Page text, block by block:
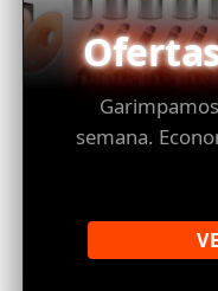
semana.